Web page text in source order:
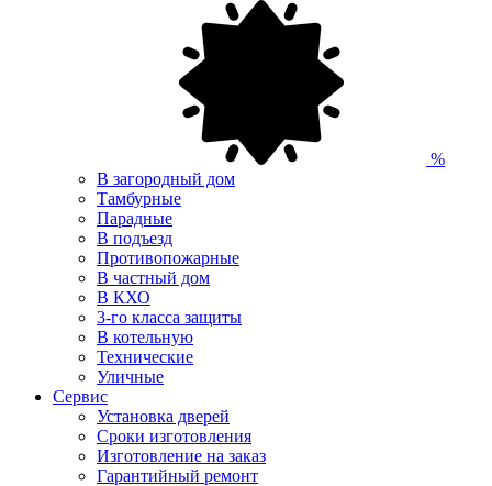
%
В загородный дом
Тамбурные
Парадные
В подъезд
Противопожарные
В частный дом
В КХО
3-го класса защиты
В котельную
Технические
Уличные
Сервис
Установка дверей
Сроки изготовления
Изготовление на заказ
Гарантийный ремонт